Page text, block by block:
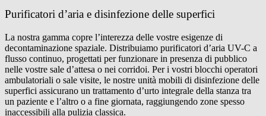
Purificatori d’aria e disinfezione delle superfici
La nostra gamma copre l’interezza delle vostre esigenze di
decontaminazione spaziale. Distribuiamo purificatori d’aria UV-C a
flusso continuo, progettati per funzionare in presenza di pubblico
nelle vostre sale d’attesa o nei corridoi. Per i vostri blocchi operatori
ambulatoriali o sale visite, le nostre unità mobili di disinfezione delle
superfici assicurano un trattamento d’urto integrale della stanza tra
un paziente e l’altro o a fine giornata, raggiungendo zone spesso
inaccessibili alla pulizia classica.